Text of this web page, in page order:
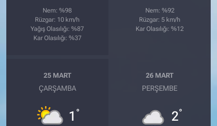
Nem: %98
Rüzgar: 10 km/h
Yağış Olasılığı: %87
Kar Olasılığı: %37
Nem: %92
Rüzgar: 5 km/h
Kar Olasılığı: %12
25 MART
ÇARŞAMBA
1 °
26 MART
PERŞEMBE
2°